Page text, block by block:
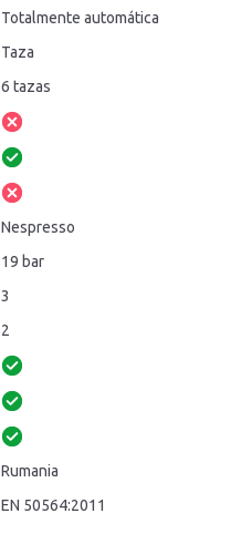
Totalmente automática
Taza
6 tazas
Nespresso
19 bar
3
2
Rumania
EN 50564:2011